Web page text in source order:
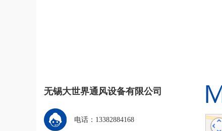
无锡大世界通风设备有限公司
电话：13382884168